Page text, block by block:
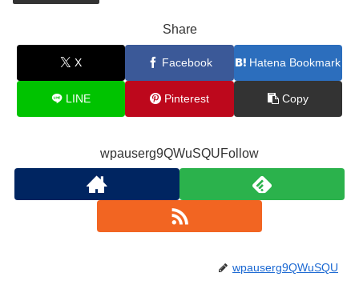
Share
X Facebook Hatena Bookmark
LINE Pinterest Copy
wpauserg9QWuSQUFollow
wpauserg9QWuSQU